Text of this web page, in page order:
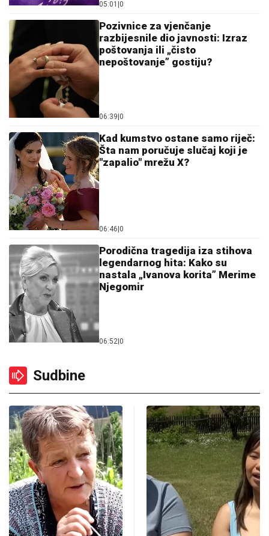
05:01 0
Pozivnice za vjenčanje
razbijesnile dio javnosti: Izraz
poštovanja ili „čisto
nepoštovanje” gostiju?
06:39 0
Kad kumstvo ostane samo riječ:
Šta nam poručuje slučaj koji je
"zapalio" mrežu X?
06:46 0
Porodična tragedija iza stihova
legendarnog hita: Kako su
nastala „Ivanova korita” Merime
Njegomir
06:52 0
Sudbine